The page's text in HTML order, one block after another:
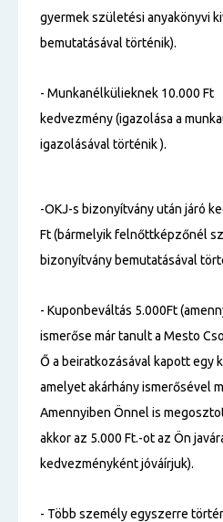
gyermek születési anyakönyvi
bemutatásával történik).
- Munkanélkülieknek 10.000 Ft
kedvezmény (igazolása a
igazolásával történik ).
-OKJ-s bizonyítvány után járó
Ft (bármelyik felnőttképzőnél
bizonyítvány bemutatásával
- Kuponbeváltás 5.000Ft
ismerőse már tanult a Mesto
Ő a beiratkozásával kapott egy
amelyet akárhány ismerősével
Amennyiben Önnel is
akkor az 5.000 Ft.-ot az Ön
kedvezményként jóváírjuk).
- Több személy egyszerre